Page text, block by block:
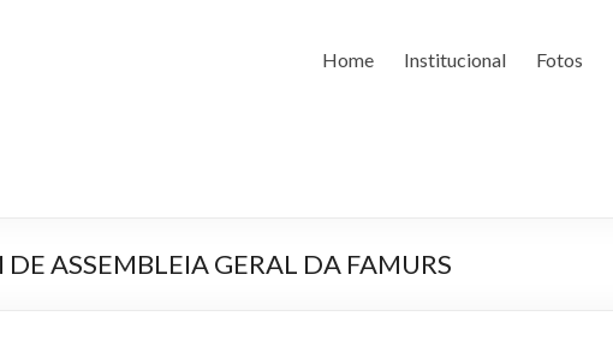
Home Institucional Fotos
ASSEMBLEIA GERAL DA FAMURS